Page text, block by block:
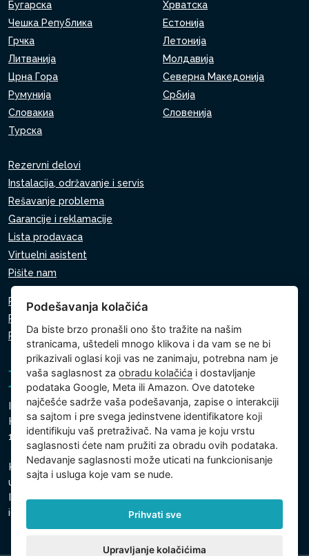
Бугарска
Хрватска
Чешка Република
Естонија
Грчка
Летонија
Литванија
Молдавија
Црна Гора
Северна Македонија
Румунија
Србија
Словакиа
Словенија
Турска
Rezervni delovi
Instalacija, održavanje i servis
Rešavanje problema
Garancije i reklamacije
Lista prodavaca
Virtuelni asistent
Pišite nam
Pravila o zaštiti ličnih podataka
Pravila o korišćenju kolačića
Podešavanja kolačića
Intex Trading, s.r.o.
Hradecká 2526/3
130 00 Prag 3 - Češka Republika
Kompanija je upisana kod Gradski sud u Pragu, odeljak C,
ulozak 74759
Identifikacioni broj kompanije: 26150808, Poreski
identifikacioni broj: CZ26150808
Podešavanja kolačića
Da biste brzo pronašli ono što tražite na našim
stranicama, uštedeli mnogo klikova i da vam se ne bi
prikazivali oglasi koji vas ne zanimaju, potrebna nam je
vaša saglasnost zaobradu kolačića i dostavljanje
podataka Google, Meta ili Amazon. Ove datoteke
najčešće sadrže vaša podešavanja, zapise o interakciji
sa sajtom i pre svega jedinstvene identifikatore koji
identifikuju vaš pretraživač. Na vama je koju vrstu
saglasnosti ćete nam pružiti za obradu ovih podataka.
Nedavanje saglasnosti može uticati na funkcionisanje
sajta i usluga koje vam se nude.
Prihvati sve
Upravljanje kolačićima